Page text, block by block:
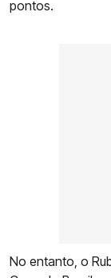
pontos.
No entanto, o